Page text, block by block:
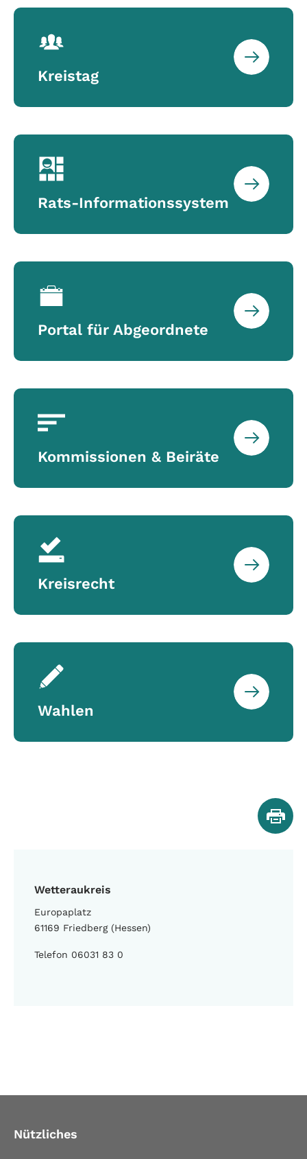
Wetteraukreis
Europaplatz
61169 Friedberg (Hessen)
Telefon 06031 83 0
Kreistag
Rats-Informationssystem
Portal für Abgeordnete
Kommissionen & Beiräte
Kreisrecht
Wahlen
Nützliches